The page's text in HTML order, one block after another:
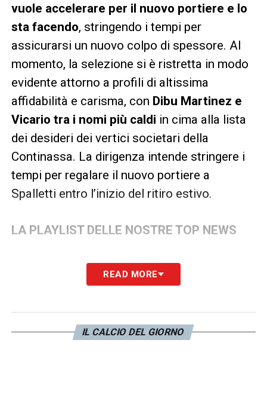
vuole accelerare per il nuovo portiere e lo
sta facendo, stringendo i tempi per
assicurarsi un nuovo colpo di spessore. Al
momento, la selezione si è ristretta in modo
evidente attorno a profili di altissima
affidabilità e carisma, con Dibu Martinez e
Vicario tra i nomi più caldi in cima alla lista
dei desideri dei vertici societari della
Continassa. La dirigenza intende stringere i
tempi per regalare il nuovo portiere a
Spalletti entro l’inizio del ritiro estivo.
LA PLAYLIST DELLE NOSTRE TOP NEWS
READ MORE
IL CALCIO DEL GIORNO